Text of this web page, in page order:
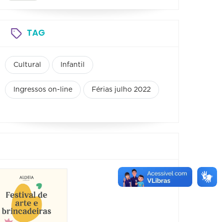
TAG
Cultural Infantil
Ingressos on-line Férias julho 2022
Show: